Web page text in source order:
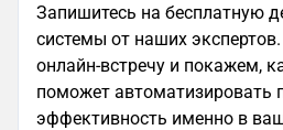
Запишитесь на бесплатную
системы от наших
онлайн-встречу и покажем,
поможет автоматизировать
эффективность именно в